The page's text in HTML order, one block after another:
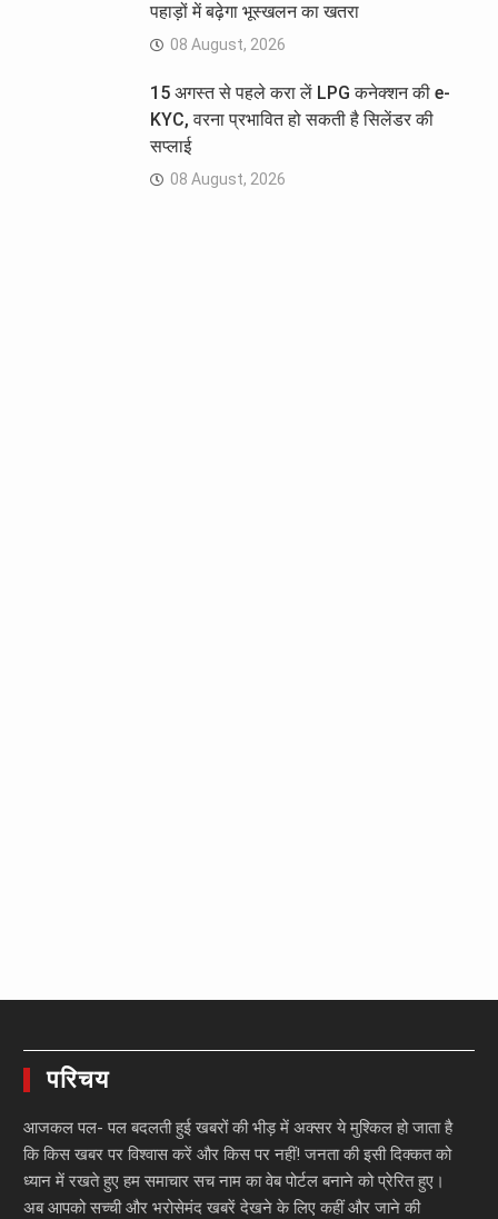
पहाड़ों में बढ़ेगा भूस्खलन का खतरा
08 August, 2026
15 अगस्त से पहले करा लें LPG कनेक्शन की e-
KYC, वरना प्रभावित हो सकती है सिलेंडर की
सप्लाई
08 August, 2026
परिचय
आजकल पल- पल बदलती हुई खबरों की भीड़ में अक्सर ये मुश्किल हो जाता है
कि किस खबर पर विश्वास करें और किस पर नहीं! जनता की इसी दिक्कत को
ध्यान में रखते हुए हम समाचार सच नाम का वेब पोर्टल बनाने को प्रेरित हुए।
अब आपको सच्ची और भरोसेमंद खबरें देखने के लिए कहीं और जाने की